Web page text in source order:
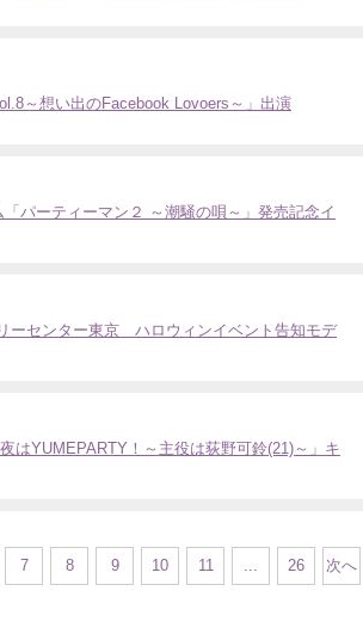
～想い出のFacebook Lovoers～」出演
パーティーマン２ ～潮騒の唄～」発売記念イ
ーセンター東京 ハロウィンイベント告知モデ
はYUMEPARTY！～主役は荻野可鈴(21)～」キ
7 8 9 10 11 26 次へ